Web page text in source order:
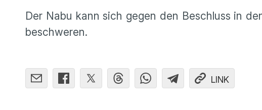
Der Nabu kann sich gegen den Beschluss in
beschweren.
LINK